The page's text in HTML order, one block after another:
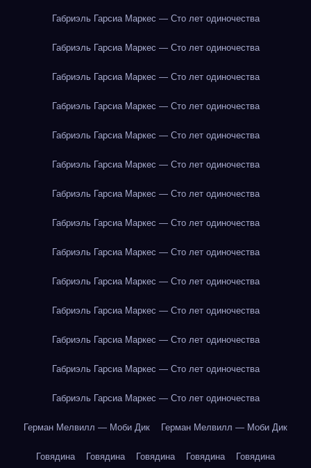
Габриэль Гарсиа Маркес — Сто лет одиночества
Габриэль Гарсиа Маркес — Сто лет одиночества
Габриэль Гарсиа Маркес — Сто лет одиночества
Габриэль Гарсиа Маркес — Сто лет одиночества
Габриэль Гарсиа Маркес — Сто лет одиночества
Габриэль Гарсиа Маркес — Сто лет одиночества
Габриэль Гарсиа Маркес — Сто лет одиночества
Габриэль Гарсиа Маркес — Сто лет одиночества
Габриэль Гарсиа Маркес — Сто лет одиночества
Габриэль Гарсиа Маркес — Сто лет одиночества
Габриэль Гарсиа Маркес — Сто лет одиночества
Габриэль Гарсиа Маркес — Сто лет одиночества
Габриэль Гарсиа Маркес — Сто лет одиночества
Габриэль Гарсиа Маркес — Сто лет одиночества
Герман Мелвилл — Моби Дик Герман Мелвилл — Моби Дик
Говядина Говядина Говядина Говядина Говядина